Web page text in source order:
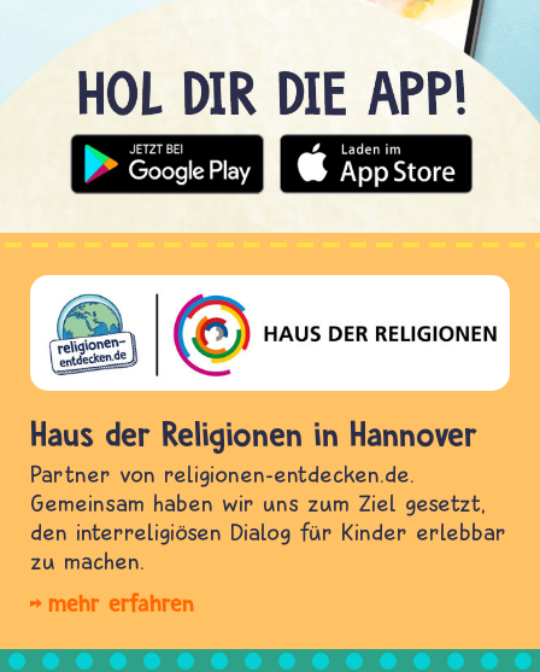
Haus der Religionen in Hannover
Partner von religionen-entdecken.de.
Gemeinsam haben wir uns zum Ziel gesetzt,
den interreligiösen Dialog für Kinder erlebbar
zu machen.
mehr erfahren